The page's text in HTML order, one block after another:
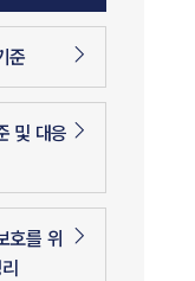
준
및 대응
호를 위